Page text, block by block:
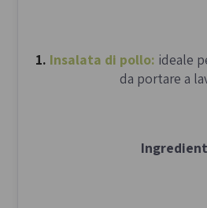
1. Insalata di pollo: ideale
da portare a